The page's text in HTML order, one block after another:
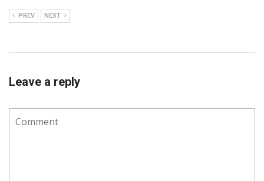
PREV NEXT
Leave a reply